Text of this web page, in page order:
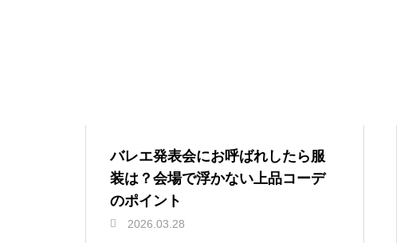
バレエ発表会にお呼ばれしたら服
装は？会場で浮かない上品コーデ
のポイント
2026.03.28